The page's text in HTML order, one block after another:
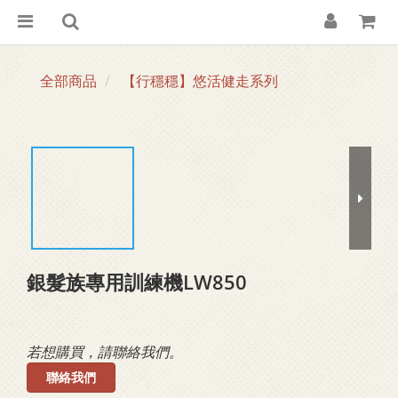
全部商品 【行穩穩】悠活健走系列
銀髮族專用訓練機LW850
若想購買，請聯絡我們。
聯絡我們